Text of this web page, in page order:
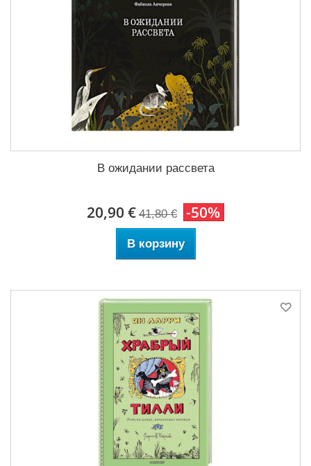
В ожидании рассвета
20,90 € 41,80 € -50%
В корзину